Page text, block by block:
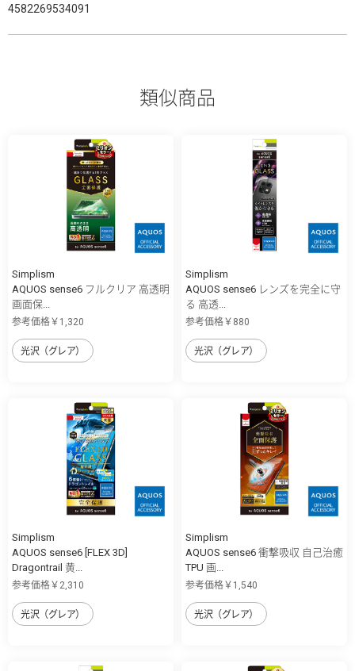
4582269534091
類似商品
Simplism
AQUOS sense6 フルクリア 高透明
画面保...
参考価格￥1,320
光沢（グレア）
Simplism
AQUOS sense6 レンズを完全に守
る 高透...
参考価格￥880
光沢（グレア）
Simplism
AQUOS sense6 [FLEX 3D]
Dragontrail 黄...
参考価格￥2,310
光沢（グレア）
Simplism
AQUOS sense6 衝撃吸収 自己治癒
TPU 画...
参考価格￥1,540
光沢（グレア）